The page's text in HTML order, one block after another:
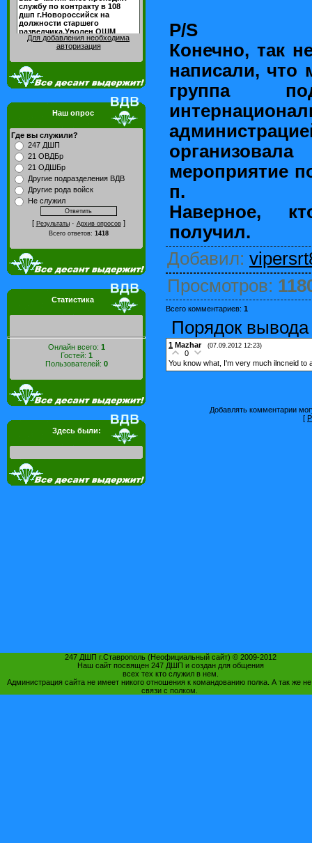
Для добавления необходима
авторизация
Наш опрос
Где вы служили?
247 ДШП
21 ОВДБр
21 ОДШБр
Другие подразделения ВДВ
Другие рода войск
Не служил
[ Результаты· Архив опросов]
Всего ответов: 1418
Статистика
Онлайн всего: 1
Гостей: 1
Пользователей: 0
Здесь были:
P/S
Конечно, так
написали, что
группа
мероприятие
п.
Наверное,
получил.
Добавил:
Просмотров:
Всего комментариев: 1
Порядок
1 Mazhar (07.09.2012 12:23)
0
You know what, I'm very much ilncneid to
Добавлять комментарии
[
247 ДШП г.Ставрополь (Неофициальный сайт) © 2009-2012
Наш сайт посвящен 247 ДШП и создан для общения
всех тех кто служил в нем.
Администрация сайта не имеет никого отношения к командованию полка. А так же
связи с полком.